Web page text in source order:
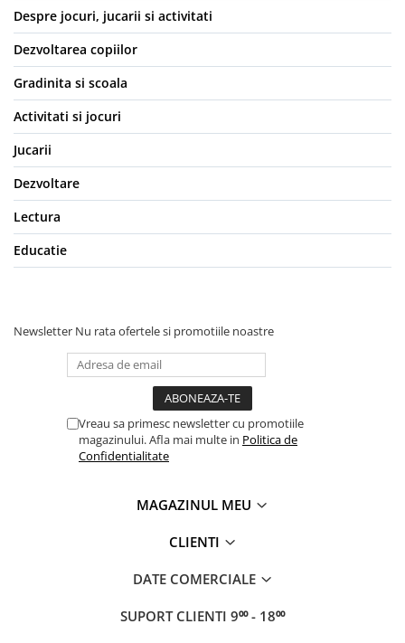
Despre jocuri, jucarii si activitati
Dezvoltarea copiilor
Gradinita si scoala
Activitati si jocuri
Jucarii
Dezvoltare
Lectura
Educatie
Newsletter Nu rata ofertele si promotiile noastre
Vreau sa primesc newsletter cu promotiile
magazinului. Afla mai multe in Politica de
Confidentialitate
MAGAZINUL MEU
CLIENTI
DATE COMERCIALE
SUPORT CLIENTI 9⁰⁰ - 18⁰⁰